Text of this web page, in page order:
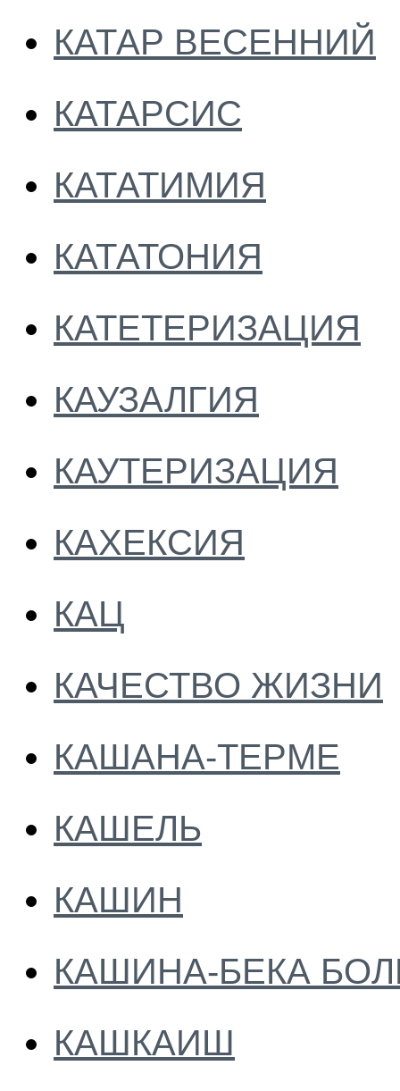
КАТАР ВЕСЕННИЙ
КАТАРСИС
КАТАТИМИЯ
КАТАТОНИЯ
КАТЕТЕРИЗАЦИЯ
КАУЗАЛГИЯ
КАУТЕРИЗАЦИЯ
КАХЕКСИЯ
КАЦ
КАЧЕСТВО ЖИЗНИ
КАШАНА-ТЕРМЕ
КАШЕЛЬ
КАШИН
КАШИНА-БЕКА
КАШКАИШ